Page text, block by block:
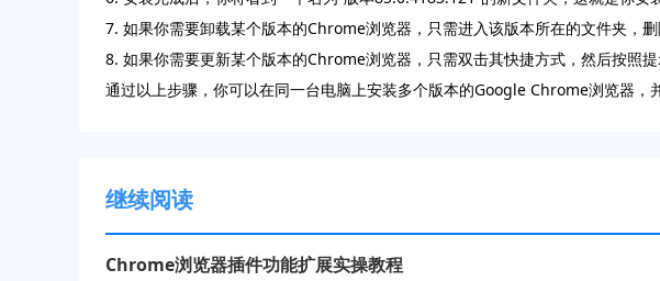
7. 如果你需要卸载某个版本的Chrome浏览器，只需进入该版本所在的文件夹，
8. 如果你需要更新某个版本的Chrome浏览器，只需双击其快捷方式，然后按照提
通过以上步骤，你可以在同一台电脑上安装多个版本的Google Chrome浏览器，
继续阅读
Chrome浏览器插件功能扩展实操教程